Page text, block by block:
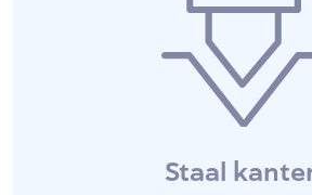
Staal